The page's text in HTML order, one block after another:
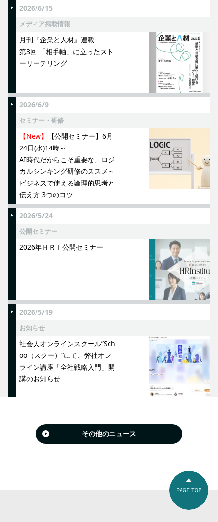
2026/6/15
メディア掲載情報
月刊『企業と人材』連載
第3回 「相手軸」に立ったスト
ーリーテリング
2026/6/9
セミナー・研修
【New】
【公開セミナー】6月
24日(水)14時～
AI時代だからこそ重要な、ロジ
カルシンキング研修のススメ～
ビジネスで使える論理的思考と
伝え方 3つのコツ
2026/5/24
公開セミナー
2026年ＨＲＩ公開セミナー
2026/5/19
お知らせ
社会人オンラインスクール”Sch
oo（スクー）”にて、弊社オン
ライン講座「全社戦略入門」開
講のお知らせ
その他のニュース